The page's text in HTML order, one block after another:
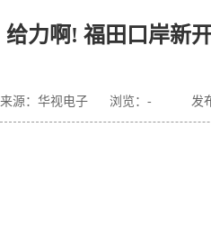
给力啊! 福田口岸新
来源：华视电子 浏览： - 发